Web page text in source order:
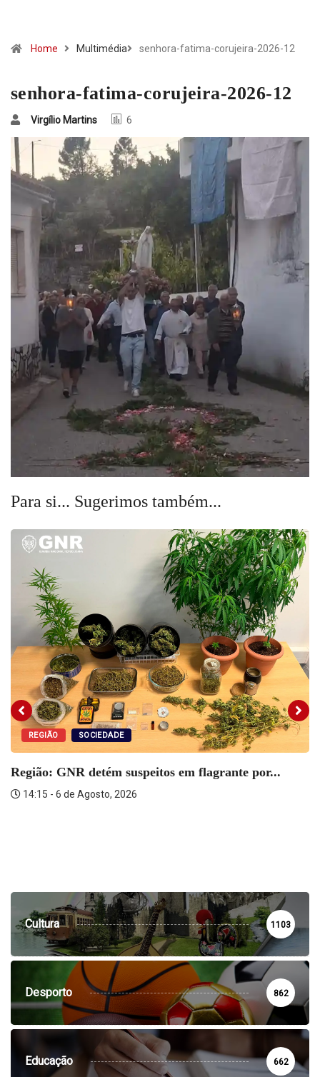
Home Multimédia senhora-fatima-corujeira-2026-12
senhora-fatima-corujeira-2026-12
Virgílio Martins 6
Para si... Sugerimos também...
REGIÃO SOCIEDADE
Região: GNR detém suspeitos em flagrante por...
14:15 - 6 de Agosto, 2026
Cultura 1103
Desporto 862
Educação 662